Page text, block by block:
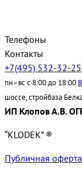
Телефоны
Контакты
+7(495) 532-32-25
пн–вс с 8:00 до 18:00
шоссе, стройбаза
ИП Клопов А.В.
“KLODEK” ®
Публичная оферта